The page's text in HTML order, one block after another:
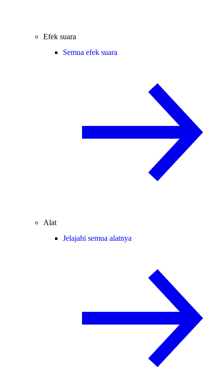
Efek suara
Semua efek suara
Alat
Jelajahi semua alatnya